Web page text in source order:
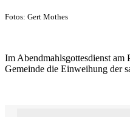
Fotos: Gert Mothes
Im Abendmahlsgottesdienst am
Gemeinde die Einweihung der